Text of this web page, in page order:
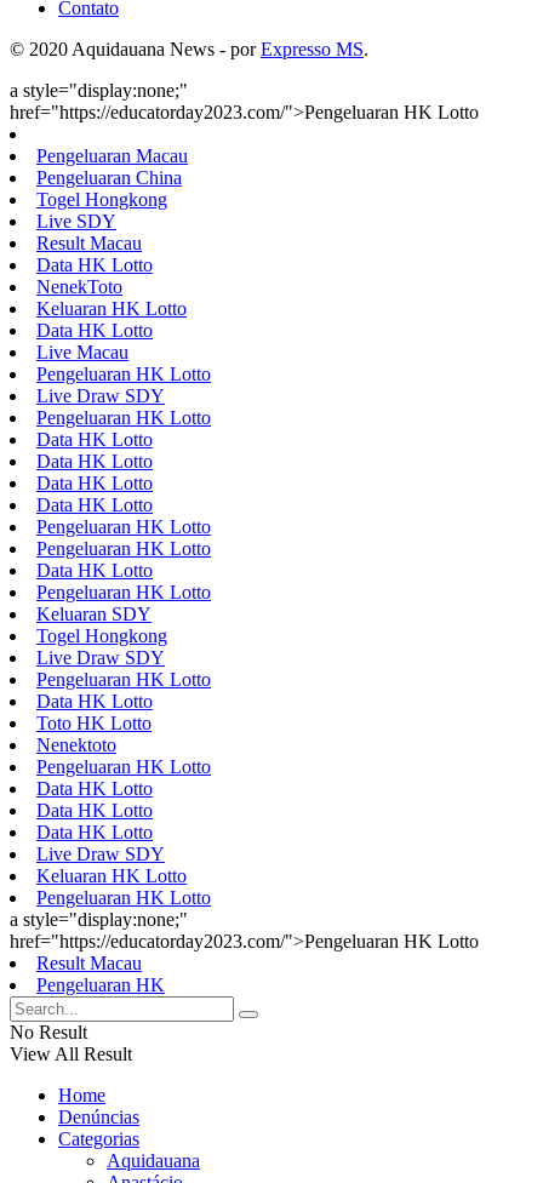
Contato
© 2020 Aquidauana News - porExpresso MS.
a style="display:none;"
href="https://educatorday2023.com/">Pengeluaran HK Lotto
Pengeluaran Macau
Pengeluaran China
Togel Hongkong
Live SDY
Result Macau
Data HK Lotto
NenekToto
Keluaran HK Lotto
Data HK Lotto
Live Macau
Pengeluaran HK Lotto
Live Draw SDY
Pengeluaran HK Lotto
Data HK Lotto
Data HK Lotto
Data HK Lotto
Data HK Lotto
Pengeluaran HK Lotto
Pengeluaran HK Lotto
Data HK Lotto
Pengeluaran HK Lotto
Keluaran SDY
Togel Hongkong
Live Draw SDY
Pengeluaran HK Lotto
Data HK Lotto
Toto HK Lotto
Nenektoto
Pengeluaran HK Lotto
Data HK Lotto
Data HK Lotto
Data HK Lotto
Live Draw SDY
Keluaran HK Lotto
Pengeluaran HK Lotto
a style="display:none;"
href="https://educatorday2023.com/">Pengeluaran HK Lotto
Result Macau
Pengeluaran HK
No Result
View All Result
Home
Denúncias
Categorias
Aquidauana